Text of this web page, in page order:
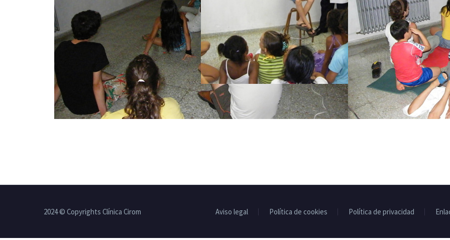
Aviso legal Política de cookies Política de privacidad
2024 © Copyrights Clínica Cirom